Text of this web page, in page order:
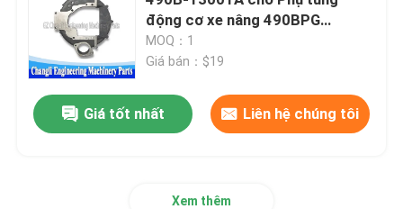
Lắp ráp đầu xi lanh và hệ thống van
Đặt bộ phận tàu máy tính
động cơ xe nâng 490BPG
495BPG 498BPG
MOQ：1
Giá bán：$19
Giá tốt nhất Liên hệ chúng tôi
Xem thêm